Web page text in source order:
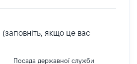
(заповніть, якщо це вас
Посада державної служби